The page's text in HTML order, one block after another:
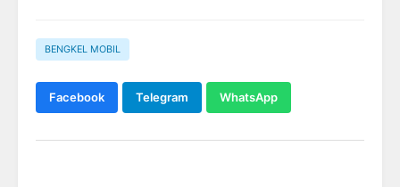
BENGKEL MOBIL
Facebook Telegram WhatsApp